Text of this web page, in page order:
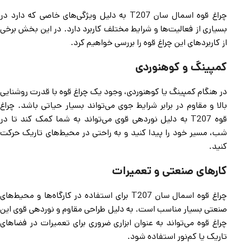
چراغ قوه اسمال سان T207 به دلیل ویژگی‌های خاصی که دارد در
بسیاری از فعالیت‌ها و شرایط مختلف کاربرد دارد. در این بخش برخی
از کاربردهای این چراغ قوه را بررسی خواهیم کرد.
کمپینگ و کوهنوردی
در هنگام کمپینگ یا کوهنوردی، وجود یک چراغ قوه با قدرت روشنایی
بالا و مقاوم در برابر شرایط جوی می‌تواند بسیار حیاتی باشد. چراغ
قوه T207 به دلیل نوردهی قوی می‌تواند به شما کمک کند تا در
شب، مسیر خود را پیدا کنید و به راحتی در محیط‌های تاریک حرکت
کنید.
کارهای صنعتی و تعمیرات
چراغ قوه اسمال سان T207 برای استفاده در کارگاه‌ها و محیط‌های
صنعتی بسیار مناسب است. به دلیل طراحی مقاوم و نوردهی قوی این
چراغ قوه می‌تواند به عنوان ابزاری ضروری برای تعمیرات در فضاهای
تاریک یا کم‌نور استفاده شود.